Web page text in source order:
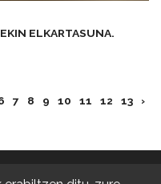
ELKARTASUNA.
7 8 9 10 11 12 13 ›